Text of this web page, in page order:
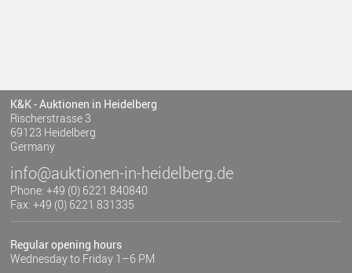
K&K - Auktionen in Heidelberg
Rischerstrasse 3
69123 Heidelberg
Germany
info@auktionen-in-heidelberg.de
Phone: +49 (0) 6221 840840
Fax: +49 (0) 6221 831335
Regular opening hours
Wednesday to Friday 1–6 PM